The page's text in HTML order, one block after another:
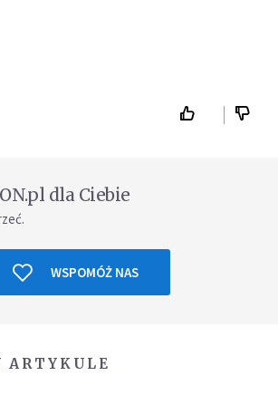
dla Ciebie
WSPOMÓŻ NAS
ARTYKULE